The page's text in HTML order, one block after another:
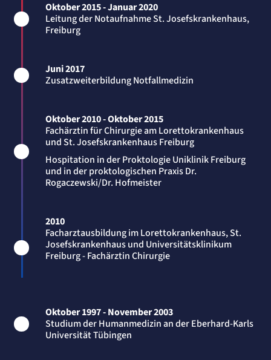
Oktober 2015 - Januar 2020
Leitung der Notaufnahme St. Josefskrankenhaus,
Freiburg
Juni 2017
Zusatzweiterbildung Notfallmedizin
Oktober 2010 - Oktober 2015
Fachärztin für Chirurgie am Lorettokrankenhaus
und St. Josefskrankenhaus Freiburg
Hospitation in der Proktologie Uniklinik Freiburg
und in der proktologischen Praxis Dr.
Rogaczewski/Dr. Hofmeister
2010
Facharztausbildung im Lorettokrankenhaus, St.
Josefskrankenhaus und Universitätsklinikum
Freiburg - Fachärztin Chirurgie
Oktober 1997 - November 2003
Studium der Humanmedizin an der Eberhard-Karls
Universität Tübingen
Name:
PHPSESSID
Anbieter:
Artemed SE
Cookie Laufzeit:
Session
Name:
cookie_consent
Speichert den Zustimmungsstatus des Benutzers für Cookies auf der aktuellen
Cookie Laufzeit:
STATISTIK
Statistik Cookies erfassen Informationen
anonym. Diese Informationen helfen uns
zu verstehen, wie unsere Besucher unsere
Name:
mat_tel